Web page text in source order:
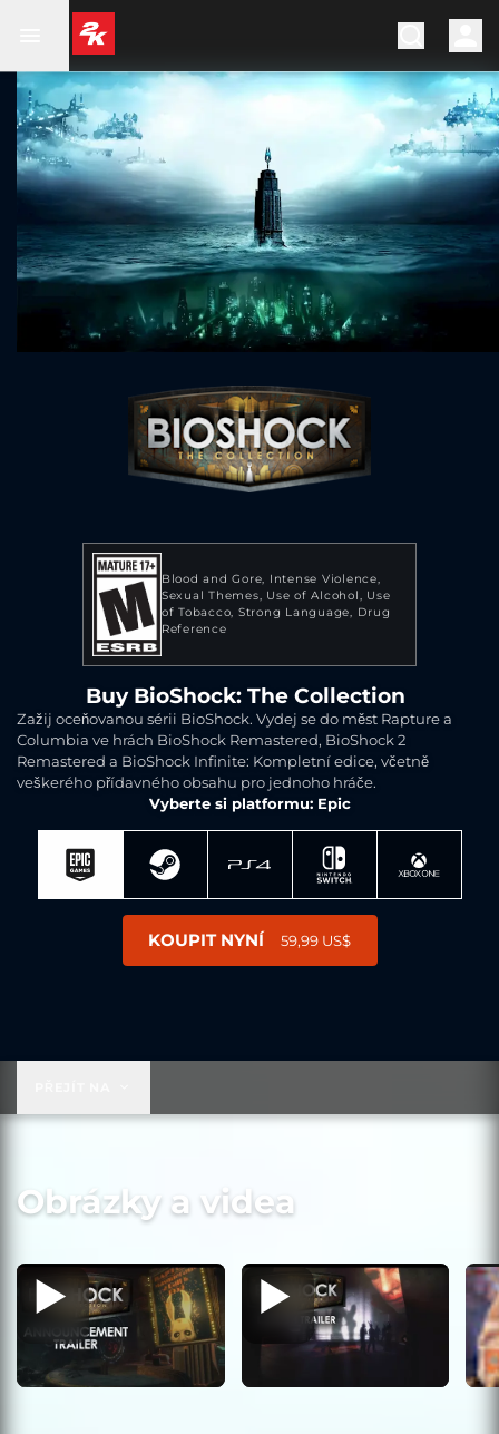
Blood and Gore Intense Violence
Sexual Themes
Use of Alcohol
Use
of Tobacco Strong Language
Drug
Reference
Buy BioShock: The Collection
Zažij oceňovanou sérii BioShock. Vydej se do měst Rapture a
Columbia ve hrách BioShock Remastered, BioShock 2
Remastered a BioShock Infinite: Kompletní edice, včetně
veškerého přídavného obsahu pro jednoho hráče.
Vyberte si platformu: Epic
KOUPIT NYNÍ 59,99 US$
Obrázky a videa